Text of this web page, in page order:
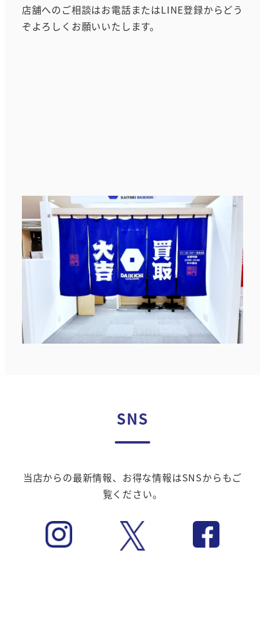
店舗へのご相談はお電話またはLINE登録からどう
ぞよろしくお願いいたします。
SNS
当店からの最新情報、お得な情報はSNSからもご
覧ください。